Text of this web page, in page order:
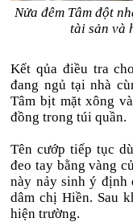
Nửa đêm Tâm đột
tài sản và
Kết qủa điều tra
đang ngủ tại nhà
Tâm bịt mặt xông
đồng trong túi quần.
Tên cướp tiếp tục
đeo tay bằng vàng
này nảy sinh ý định
dâm chị Hiền. Sau
hiện trường.